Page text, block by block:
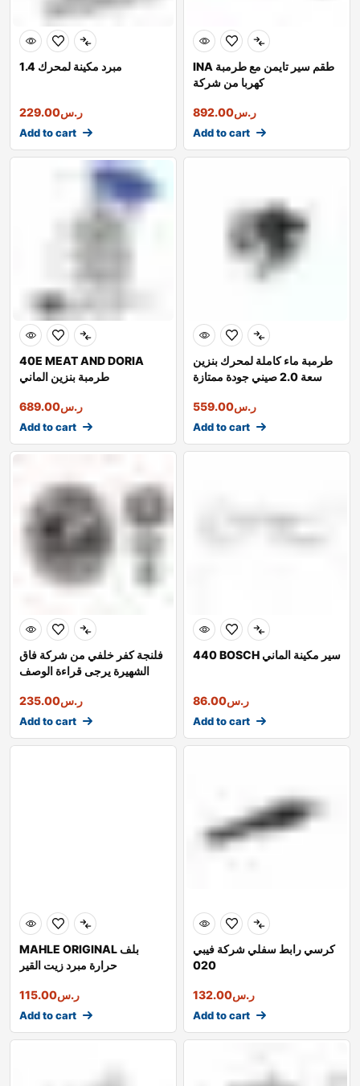
مبرد مكينة لمحرك 1.4
ر.س229.00
Add to cart
INA طقم سير تايمن مع طرمبة
كهربا من شركة
ر.س892.00
Add to cart
40E MEAT AND DORIA
طرمبة بنزين الماني
ر.س689.00
Add to cart
طرمبة ماء كاملة لمحرك بنزين
سعة 2.0 صيني جودة ممتازة
ر.س559.00
Add to cart
فلنجة كفر خلفي من شركة فاق
الشهيرة يرجى قراءة الوصف
ر.س235.00
Add to cart
440 BOSCH سير مكينة الماني
ر.س86.00
Add to cart
MAHLE ORIGINAL بلف
حرارة مبرد زيت القير
ر.س115.00
Add to cart
كرسي رابط سفلي شركة فيبي
020
ر.س132.00
Add to cart